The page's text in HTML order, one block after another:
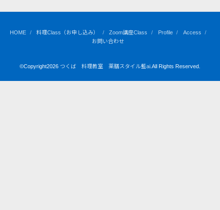
HOME 料理Class（お申し込み） Zoom講座Class Profile
Access
お問い合わせ
©Copyright2026 つくば 料理教室 薬膳スタイル藍ai.All Rights Reserved.